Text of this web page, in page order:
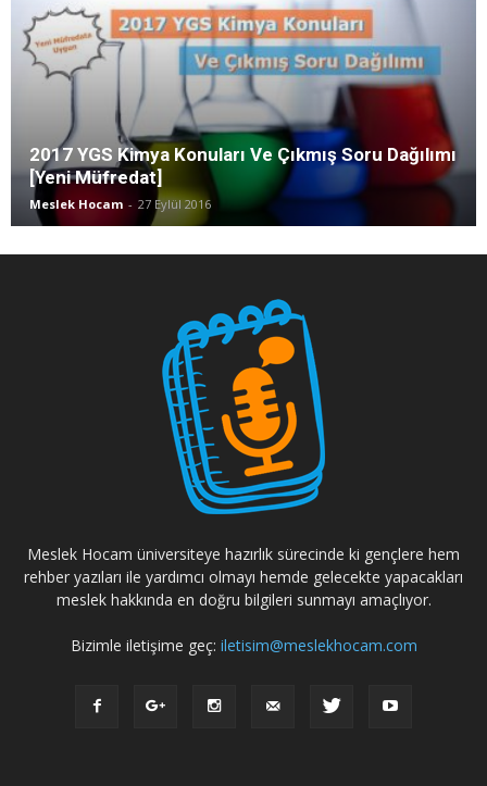
2017 YGS Kimya Konuları Ve Çıkmış Soru Dağılımı
[Yeni Müfredat]
Meslek Hocam - 27 Eylül 2016
Meslek Hocam üniversiteye hazırlık sürecinde ki gençlere hem
rehber yazıları ile yardımcı olmayı hemde gelecekte yapacakları
meslek hakkında en doğru bilgileri sunmayı amaçlıyor.
Bizimle iletişime geç: iletisim@meslekhocam.com